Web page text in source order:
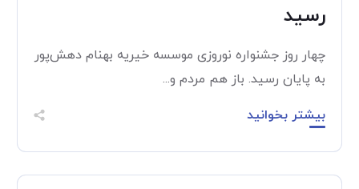
رسید
چهار روز جشنواره نوروزی موسسه خیریه بهنام دهش‌پور
به پایان رسید. باز هم مردم و...
بیشتر بخوانید